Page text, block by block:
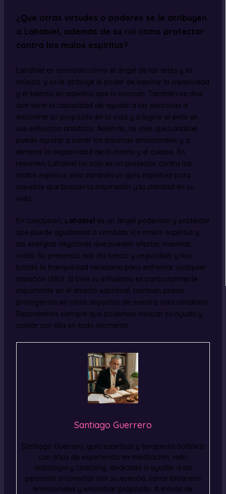
¿Qué otras virtudes o poderes se le atribuyen
a Lahabiel, además de su rol como protector
contra los malos espíritus?
Lahabiel es conocido como el ángel de las artes y la
música, y se le atribuye el poder de inspirar la creatividad
y el talento en aquellos que lo invocan. También se dice
que tiene la capacidad de ayudar a las personas a
encontrar su propósito en la vida y a lograr el éxito en
sus esfuerzos artísticos. Además, se cree que Lahabiel
puede ayudar a sanar los traumas emocionales y a
eliminar la negatividad de la mente y el cuerpo. En
resumen, Lahabiel no solo es un protector contra los
malos espíritus, sino también un guía espiritual para
aquellos que buscan la inspiración y la claridad en su
vida.
En conclusión, Lahabiel es un ángel poderoso y protector
que puede ayudarnos a combatir los malos espíritus y
las energías negativas que pueden afectar nuestras
vidas. Su presencia nos da fuerza y seguridad, y nos
brinda la tranquilidad necesaria para enfrentar cualquier
situación difícil. Si bien su influencia es particularmente
importante en el ámbito espiritual, también puede
protegernos en otros aspectos de nuestra vida cotidiana.
Recordemos siempre que podemos invocar su ayuda y
contar con ella en todo momento.
Santiago Guerrero
Santiago Guerrero, guía espiritual y terapeuta holística
con años de experiencia en meditación, reiki,
astrología y coaching, dedicada a ayudar a las
personas a conectar con su esencia, sanar bloqueos
emocionales y encontrar propósito. A través de